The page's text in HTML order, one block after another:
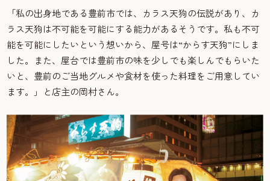
「私の出身地である豊前市では、カラス天狗の伝説があり、カ
ラス天狗は不可能を可能にする能力があるそうです。私も不可
能を可能にしたいという想いから、屋号は“からす天狗”にしま
した。また、屋台では豊前市の味を少しでも楽しんでもらいた
いと、豊前のご当地グルメや食材を使った料理をご用意してい
ます。」と店主の岡村さん。